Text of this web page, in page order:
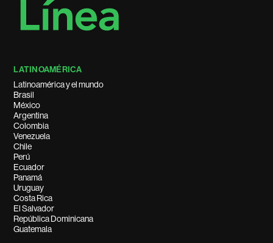
LATINOAMÉRICA
Latinoamérica y el mundo
Brasil
México
Argentina
Colombia
Venezuela
Chile
Perú
Ecuador
Panamá
Uruguay
Costa Rica
El Salvador
República Dominicana
Guatemala